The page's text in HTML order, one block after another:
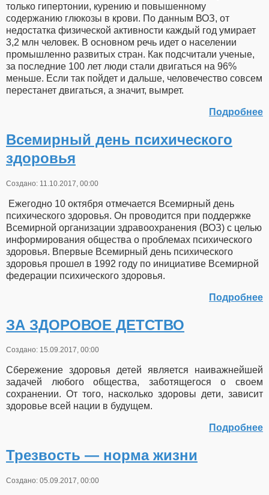
только гипертонии, курению и повышенному
содержанию глюкозы в крови. По данным ВОЗ, от
недостатка физической активности каждый год умирает
3,2 млн человек. В основном речь идет о населении
промышленно развитых стран. Как подсчитали ученые,
за последние 100 лет люди стали двигаться на 96%
меньше. Если так пойдет и дальше, человечество совсем
перестанет двигаться, а значит, вымрет.
Подробнее
Всемирный день психического
здоровья
Создано: 11.10.2017, 00:00
Ежегодно 10 октября отмечается Всемирный день
психического здоровья. Он проводится при поддержке
Всемирной организации здравоохранения (ВОЗ) с целью
информирования общества о проблемах психического
здоровья. Впервые Всемирный день психического
здоровья прошел в 1992 году по инициативе Всемирной
федерации психического здоровья.
Подробнее
ЗА ЗДОРОВОЕ ДЕТСТВО
Создано: 15.09.2017, 00:00
Сбережение здоровья детей является наиважнейшей
задачей любого общества, заботящегося о своем
сохранении. От того, насколько здоровы дети, зависит
здоровье всей нации в будущем.
Подробнее
Трезвость — норма жизни
Создано: 05.09.2017, 00:00